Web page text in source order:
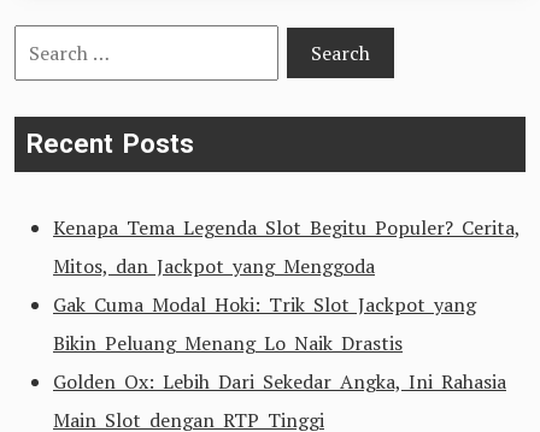
Search
for:
Recent Posts
Kenapa Tema Legenda Slot Begitu Populer? Cerita,
Mitos, dan Jackpot yang Menggoda
Gak Cuma Modal Hoki: Trik Slot Jackpot yang
Bikin Peluang Menang Lo Naik Drastis
Golden Ox: Lebih Dari Sekedar Angka, Ini Rahasia
Main Slot dengan RTP Tinggi